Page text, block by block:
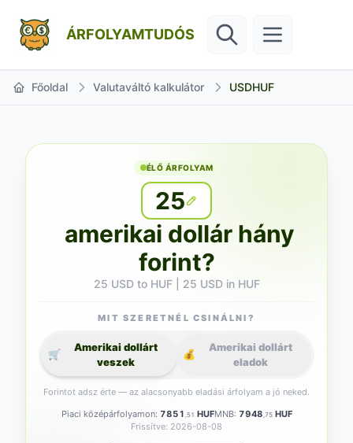
ÁRFOLYAMTUDÓS
Főoldal Valutaváltó kalkulátor USDHUF
ÉLŐ ÁRFOLYAM
25
amerikai dollár hány
forint?
25 USD to HUF | 25 USD in HUF
Piaci középárfolyamon: 7851 ,51 HUFMNB: 7948 ,75HUF
Frissítve: 2026-08-08
MIT SZERETNÉL CSINÁLNI?
🛒
Amerikai dollárt
veszek
💰
Amerikai dollárt
eladok
Forintot adsz érte — az alacsonyabb eladási árfolyam a jó neked.